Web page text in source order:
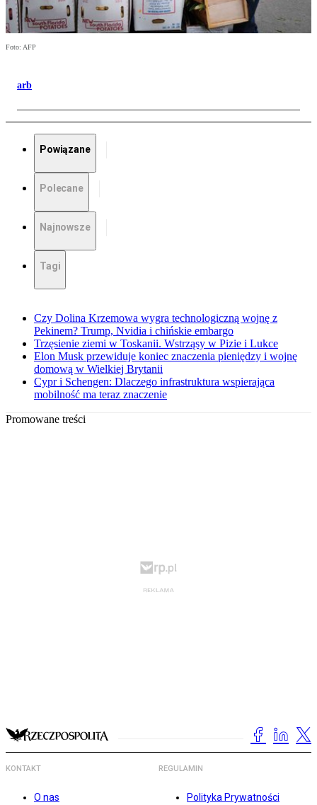
Foto: AFP
arb
Powiązane
Polecane
Najnowsze
Tagi
Czy Dolina Krzemowa wygra technologiczną wojnę z
Pekinem? Trump, Nvidia i chińskie embargo
Trzęsienie ziemi w Toskanii. Wstrząsy w Pizie i Lukce
Elon Musk przewiduje koniec znaczenia pieniędzy i wojnę
domową w Wielkiej Brytanii
Cypr i Schengen: Dlaczego infrastruktura wspierająca
mobilność ma teraz znaczenie
Promowane treści
KONTAKT
O nas
REGULAMIN
Polityka Prywatności